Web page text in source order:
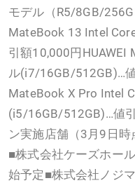
モデル（R5/8GB/
MateBook 13 Intel
引額10,000円
ル(i7/16GB/512GB)…
MateBook X Pro Intel
(i5/16GB/512GB)…値
ン実施店舗（3月9日時
■株式会社ケーズホー
始予定■株式会社ノジ